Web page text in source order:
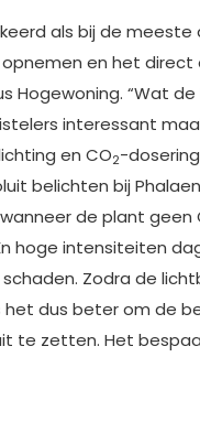
als bij de meeste
opnemen en het direct
Hogewoning. “Wat
interessant
en CO2-
belichten bij
de plant geen
hoge intensiteiten
Zodra de
dus beter om de
te zetten. Het